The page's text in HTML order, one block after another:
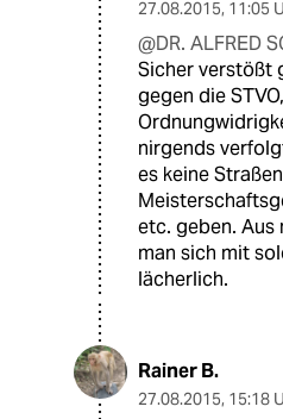
27.08.2015, 11:05
@DR. ALFRED
Sicher verstößt
gegen die
nirgends
es keine
etc. geben. Aus
man sich mit
lächerlich.
Rainer B.
27.08.2015, 15:18